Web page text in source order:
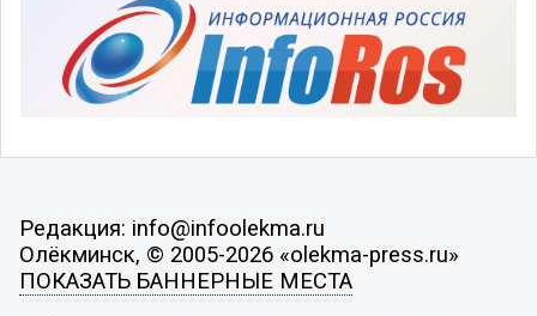
Редакция: info@infoolekma.ru
Олёкминск, © 2005-2026 «olekma-press.ru»
ПОКАЗАТЬ БАННЕРНЫЕ МЕСТА